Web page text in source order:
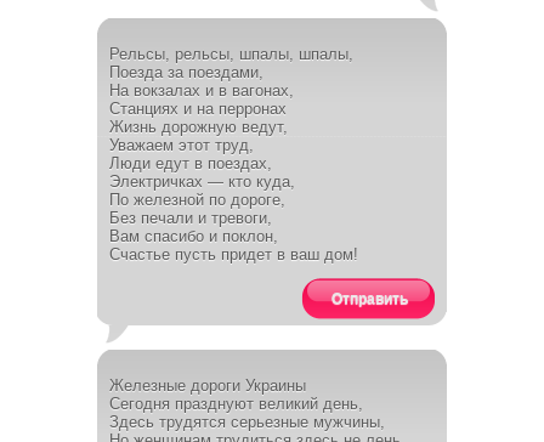
Рельсы, рельсы, шпалы, шпалы,
Поезда за поездами,
На вокзалах и в вагонах,
Станциях и на перронах
Жизнь дорожную ведут,
Уважаем этот труд,
Люди едут в поездах,
Электричках — кто куда,
По железной по дороге,
Без печали и тревоги,
Вам спасибо и поклон,
Счастье пусть придет в ваш дом!
Отправить
Железные дороги Украины
Сегодня празднуют великий день,
Здесь трудятся серьезные мужчины,